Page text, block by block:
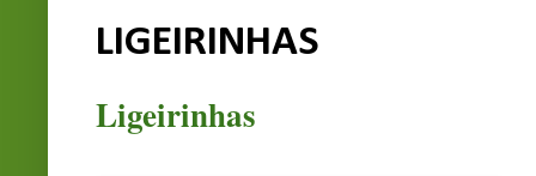
LIGEIRINHAS
Ligeirinhas